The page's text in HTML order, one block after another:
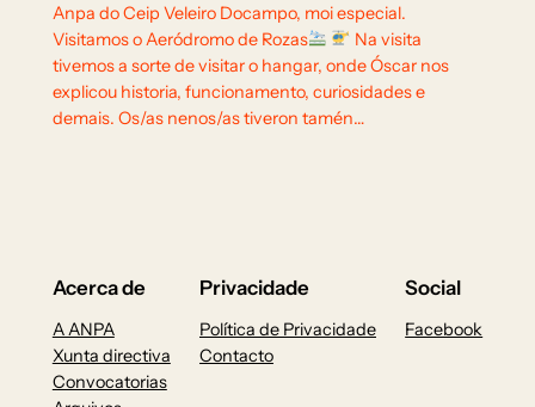
Anpa do Ceip Veleiro Docampo, moi especial.
Visitamos o Aeródromo de Rozas
Na visita
tivemos a sorte de visitar o hangar, onde Óscar nos
explicou historia, funcionamento, curiosidades e
demais. Os/as nenos/as tiveron tamén…
Acerca de
A ANPA
Xunta directiva
Convocatorias
Privacidade
Política de Privacidade
Contacto
Social
Facebook